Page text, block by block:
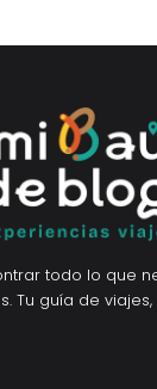
todo lo que
Tu guía de